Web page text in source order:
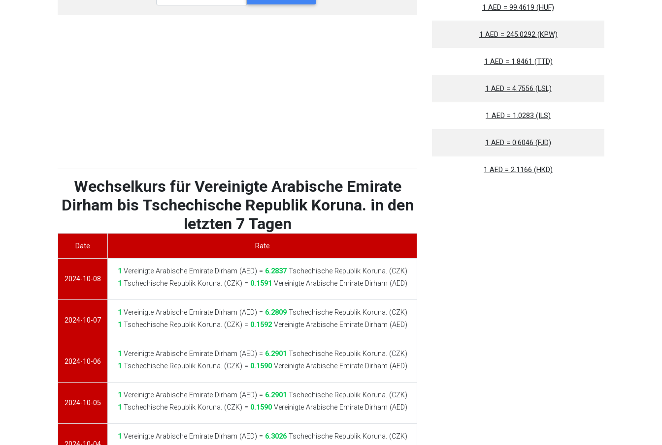
Wechselkurs für Vereinigte Arabische Emirate
Dirham bis Tschechische Republik Koruna. in den
letzten 7 Tagen
Date Rate
2024-10-08
1 Vereinigte Arabische Emirate Dirham (AED) = 6.2837Tschechische Republik Koruna. (CZK)
1 Tschechische Republik Koruna. (CZK) = 0.1591 Vereinigte Arabische Emirate Dirham (AED)
2024-10-07
1 Vereinigte Arabische Emirate Dirham (AED) = 6.2809Tschechische Republik Koruna. (CZK)
1 Tschechische Republik Koruna. (CZK) = 0.1592Vereinigte Arabische Emirate Dirham (AED)
2024-10-06
1 Vereinigte Arabische Emirate Dirham (AED) = 6.2901 Tschechische Republik Koruna. (CZK)
1 Tschechische Republik Koruna. (CZK) = 0.1590Vereinigte Arabische Emirate Dirham (AED)
2024-10-05
1 Vereinigte Arabische Emirate Dirham (AED) = 6.2901 Tschechische Republik Koruna. (CZK)
1 Tschechische Republik Koruna. (CZK) = 0.1590Vereinigte Arabische Emirate Dirham (AED)
1 Vereinigte Arabische Emirate Dirham (AED) = 6.3026Tschechische Republik Koruna. (CZK)
1 AED = 99.4619 (HUF)
1 AED = 245.0292 (KPW)
1 AED = 1.8461 (TTD)
1 AED = 4.7556 (LSL)
1 AED = 1.0283 (ILS)
1 AED = 0.6046 (FJD)
1 AED = 2.1166 (HKD)